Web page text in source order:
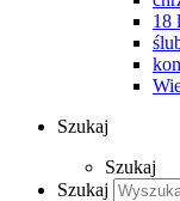
18
Szukaj
Szukaj
Szukaj